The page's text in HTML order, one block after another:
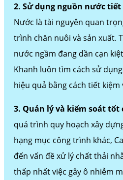
2. Sử dụng nguồn nước
Nước là tài nguyên quan
trình chăn nuôi và sản xuất.
nước ngầm đang dần cạn
Khanh luôn tìm cách sử
hiệu quả bằng cách tiết kiệm
3. Quản lý và kiểm soát
quá trình quy hoạch xây
hạng mục công trình khác,
đến vấn đề xử lý chất thải
thấp nhất việc gây ô nhiễm